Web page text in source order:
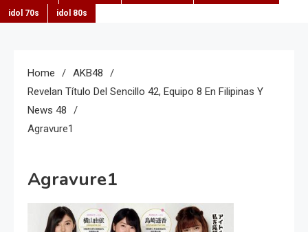
idol 70s
idol 80s
Home
AKB48
Revelan Título Del Sencillo 42, Equipo 8 En Filipinas Y
News 48
Agravure1
Agravure1